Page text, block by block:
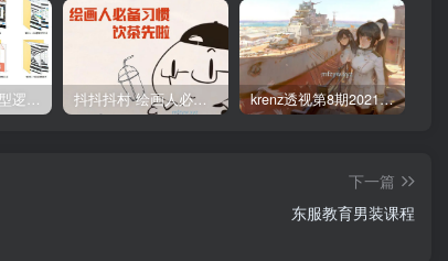
管郁生油画侠造型逻辑班第一期2019年5月【高清不缺课】 抖抖抖村 绘画人必备习惯2020【画质不错】 krenz透视第8期2021年4月结课【画质高清有笔刷课件】
下一篇
东服教育男装课程